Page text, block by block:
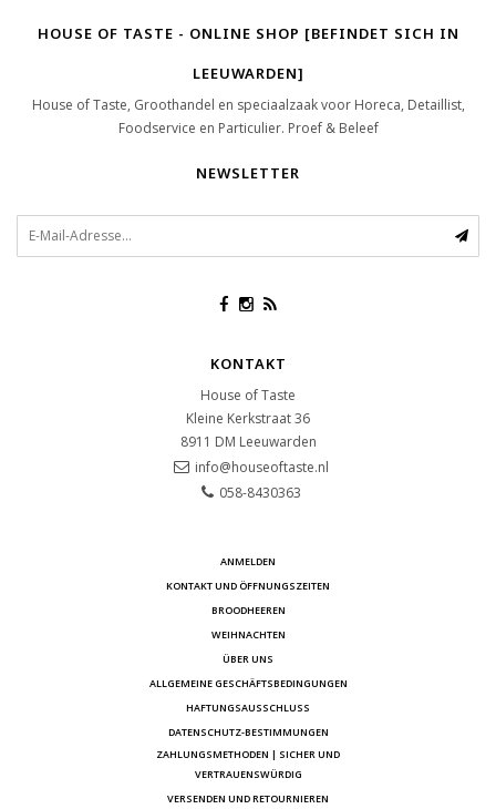
HOUSE OF TASTE - ONLINE SHOP [BEFINDET SICH IN
LEEUWARDEN]
House of Taste, Groothandel en speciaalzaak voor Horeca, Detaillist,
Foodservice en Particulier. Proef & Beleef
NEWSLETTER
KONTAKT
House of Taste
Kleine Kerkstraat 36
8911 DM Leeuwarden
info@houseoftaste.nl
058-8430363
ANMELDEN
KONTAKT UND ÖFFNUNGSZEITEN
BROODHEEREN
WEIHNACHTEN
ÜBER UNS
ALLGEMEINE GESCHÄFTSBEDINGUNGEN
HAFTUNGSAUSSCHLUSS
DATENSCHUTZ-BESTIMMUNGEN
ZAHLUNGSMETHODEN | SICHER UND
VERTRAUENSWÜRDIG
VERSENDEN UND RETOURNIEREN